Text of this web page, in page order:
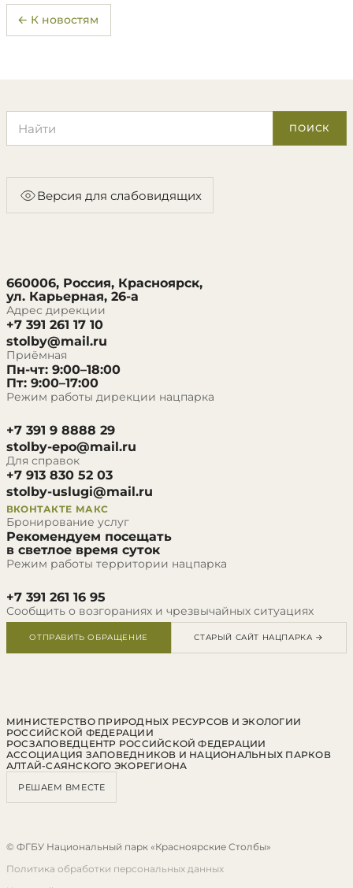
← К новостям
ПОИСК
Версия для слабовидящих
660006, Россия, Красноярск,
ул. Карьерная, 26-а
Адрес дирекции
+7 391 261 17 10
stolby@mail.ru
Приёмная
Пн-чт: 9:00–18:00
Пт: 9:00–17:00
Режим работы дирекции нацпарка
+7 391 9 8888 29
stolby-epo@mail.ru
Для справок
+7 913 830 52 03
stolby-uslugi@mail.ru
ВКОНТАКТЕ МАКС
Бронирование услуг
Рекомендуем посещать
в светлое время суток
Режим работы территории нацпарка
+7 391 261 16 95
Сообщить о возгораниях и чрезвычайных ситуациях
ОТПРАВИТЬ ОБРАЩЕНИЕ СТАРЫЙ САЙТ НАЦПАРКА →
МИНИСТЕРСТВО ПРИРОДНЫХ РЕСУРСОВ И ЭКОЛОГИИ
РОССИЙСКОЙ ФЕДЕРАЦИИ
РОСЗАПОВЕДЦЕНТР РОССИЙСКОЙ ФЕДЕРАЦИИ
АССОЦИАЦИЯ ЗАПОВЕДНИКОВ И НАЦИОНАЛЬНЫХ ПАРКОВ
АЛТАЙ-САЯНСКОГО ЭКОРЕГИОНА
РЕШАЕМ ВМЕСТЕ
© ФГБУ Национальный парк «Красноярские Столбы»
Политика обработки персональных данных